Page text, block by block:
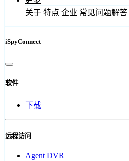
关于 特点 企业 常见问题解答
iSpyConnect
软件
下载
远程访问
Agent DVR